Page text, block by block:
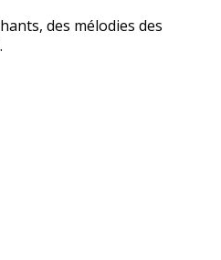
des mélodies des